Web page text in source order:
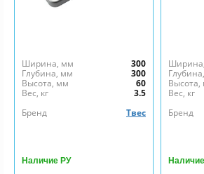
Ширина, мм
300
Глубина, мм
300
Высота, мм
60
Вес, кг
3.5
Бренд
Твес
Наличие РУ
Высота,
Вес, кг
Бренд